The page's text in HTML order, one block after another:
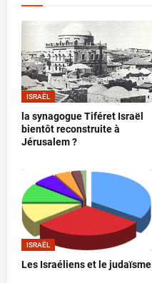
ISRAËL
la synagogue Tiféret Israël
bientôt reconstruite à
Jérusalem ?
ISRAËL
Les Israéliens et le judaïsme